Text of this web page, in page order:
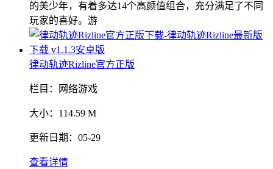
的美少年，有着多达14个高颜值组合，充分满足了不同
玩家的喜好。游
律动轨迹Rizline官方正版
栏目： 网络游戏
大小： 114.59 M
更新日期： 05-29
查看详情